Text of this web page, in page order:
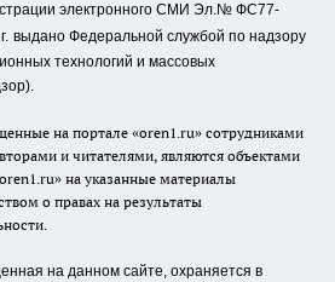
электронного СМИ Эл.№ ФС77-
выдано Федеральной службой по надзору
технологий и массовых
на портале «oren1.ru» сотрудниками
и читателями, являются объектами
на указанные материалы
о правах на результаты
на данном сайте, охраняется в